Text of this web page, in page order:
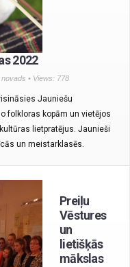
2022
novads • Views: 778
Jauniešu
folkloras kopām un vietējos
lietpratējus. Jaunieši
un meistarklasēs.
Preiļu
Vēstures
un
lietišķās
mākslas